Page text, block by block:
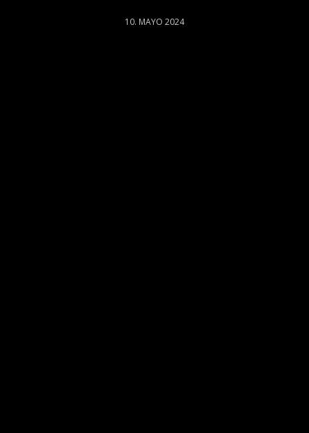
10. MAYO 2024